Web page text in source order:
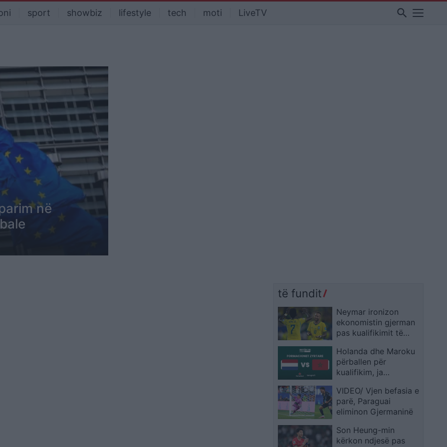
sport showbiz lifestyle tech moti LiveTV search
në
të fundit
Neymar ironizon
ekonomistin gjerman
pas kualifikimit të
në Botërorin e
ardhshëm
Holanda dhe Maroku
përballen për
kualifikim, ja
VIDEO/ Vjen befasia e
parë, Paraguai
eliminon Gjermaninë
Son Heung-min
kërkon ndjesë pas